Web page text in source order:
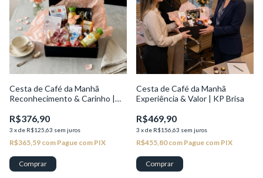
Cesta de Café da Manhã
Reconhecimento & Carinho |
R$376,90
3 xde R$125,63 sem juros
R$365,59 com Pague com PIX
Cesta de Café da Manhã
Experiência & Valor | KP Brisa
R$469,90
3 xde R$156,63 sem juros
R$455,80com Pague com PIX